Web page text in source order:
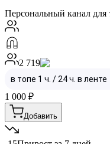
Персональный канал для
2 719
1 000 ₽
Добавить